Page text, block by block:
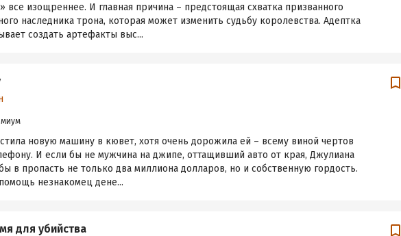
все изощреннее. И главная причина – предстоящая схватка призванного
наследника трона, которая может изменить судьбу королевства. Адептка
создать артефакты выс...
новую машину в кювет, хотя очень дорожила ей – всему виной чертов
И если бы не мужчина на джипе, оттащивший авто от края, Джулиана
в пропасть не только два миллиона долларов, но и собственную гордость.
незнакомец дене...
для убийства